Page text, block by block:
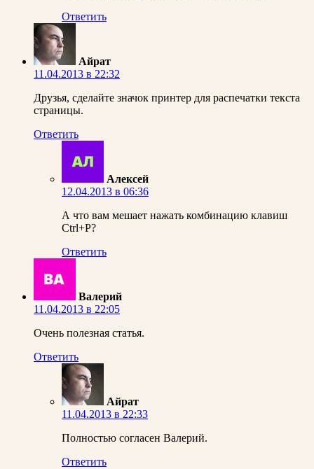
Ответить
Айрат
11.04.2013 в 22:32
Друзья, сделайте значок принтер для распечатки текста
страницы.
Ответить
Алексей
12.04.2013 в 06:36
А что вам мешает нажать комбинацию клавиш
Ctrl+P?
Ответить
Валерий
11.04.2013 в 22:05
Очень полезная статья.
Ответить
Айрат
11.04.2013 в 22:33
Полностью согласен Валерий.
Ответить